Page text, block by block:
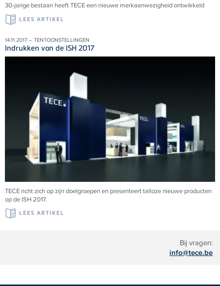
Bij vragen:
info@tece.be
30-jarige bestaan heeft TECE een nieuwe merkaanwezigheid ontwikkeld
LEES ARTIKEL
14.11.2017 – TENTOONSTELLINGEN
Indrukken van de ISH 2017
TECE richt zich op zijn doelgroepen en presenteert talloze nieuwe producten
op de ISH 2017.
LEES ARTIKEL